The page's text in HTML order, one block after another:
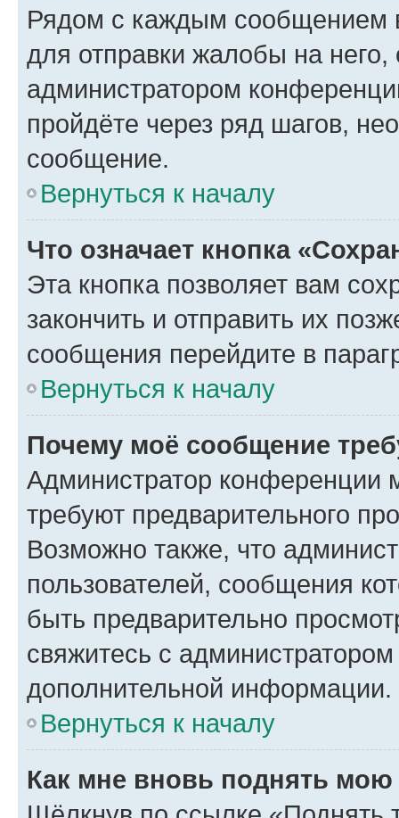
Рядом с каждым сообщением
для отправки жалобы на
администратором
пройдёте через ряд шагов,
сообщение.
Вернуться к началу
Что означает кнопка
Эта кнопка позволяет вам
закончить и отправить их
сообщения перейдите в
Вернуться к началу
Почему моё сообщение
Администратор конференции
требуют предварительного
Возможно также, что
пользователей, сообщения
быть предварительно
свяжитесь с
дополнительной информации.
Вернуться к началу
Как мне вновь поднять мою